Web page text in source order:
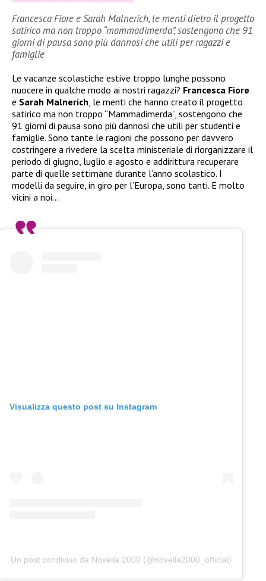
Francesca Fiore e Sarah Malnerich, le menti dietro il progetto
satirico ma non troppo “mammadimerda”, sostengono che 91
giorni di pausa sono più dannosi che utili per ragazzi e
famiglie
Le vacanze scolastiche estive troppo lunghe possono
nuocere in qualche modo ai nostri ragazzi? Francesca Fiore
e Sarah Malnerich, le menti che hanno creato il progetto
satirico ma non troppo “Mammadimerda”, sostengono che
91 giorni di pausa sono più dannosi che utili per studenti e
famiglie. Sono tante le ragioni che possono per davvero
costringere a rivedere la scelta ministeriale di riorganizzare il
periodo di giugno, luglio e agosto e addirittura recuperare
parte di quelle settimane durante l’anno scolastico. I
modelli da seguire, in giro per l’Europa, sono tanti. E molto
vicini a noi…
Visualizza questo post su Instagram
Un post condiviso da Novella 2000 (@novella2000_official)